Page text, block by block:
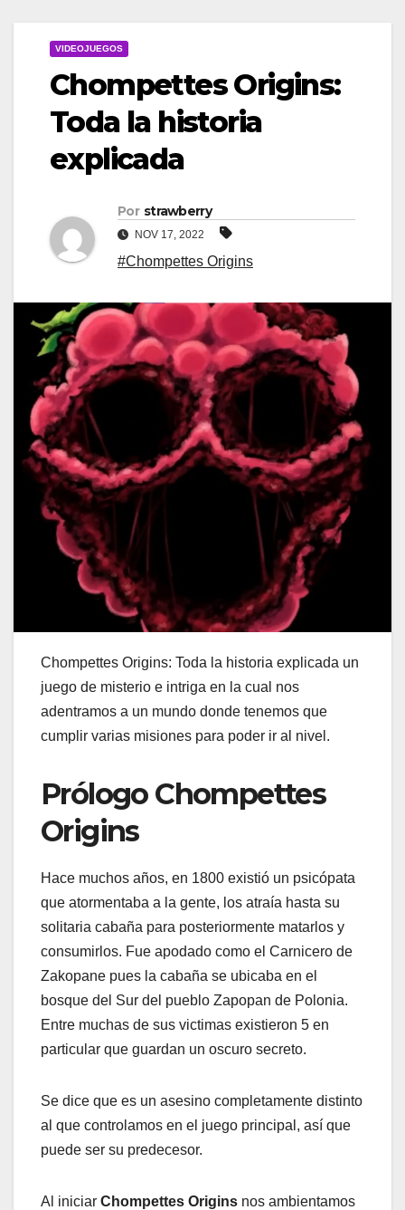
VIDEOJUEGOS
Chompettes Origins:
Toda la historia
explicada
Por strawberry
NOV 17, 2022
#Chompettes Origins
Chompettes Origins: Toda la historia explicada un
juego de misterio e intriga en la cual nos
adentramos a un mundo donde tenemos que
cumplir varias misiones para poder ir al nivel.
Prólogo Chompettes
Origins
Hace muchos años, en 1800 existió un psicópata
que atormentaba a la gente, los atraía hasta su
solitaria cabaña para posteriormente matarlos y
consumirlos. Fue apodado como el Carnicero de
Zakopane pues la cabaña se ubicaba en el
bosque del Sur del pueblo Zapopan de Polonia.
Entre muchas de sus victimas existieron 5 en
particular que guardan un oscuro secreto.
Se dice que es un asesino completamente distinto
al que controlamos en el juego principal, así que
puede ser su predecesor.
Al iniciar Chompettes Origins nos ambientamos